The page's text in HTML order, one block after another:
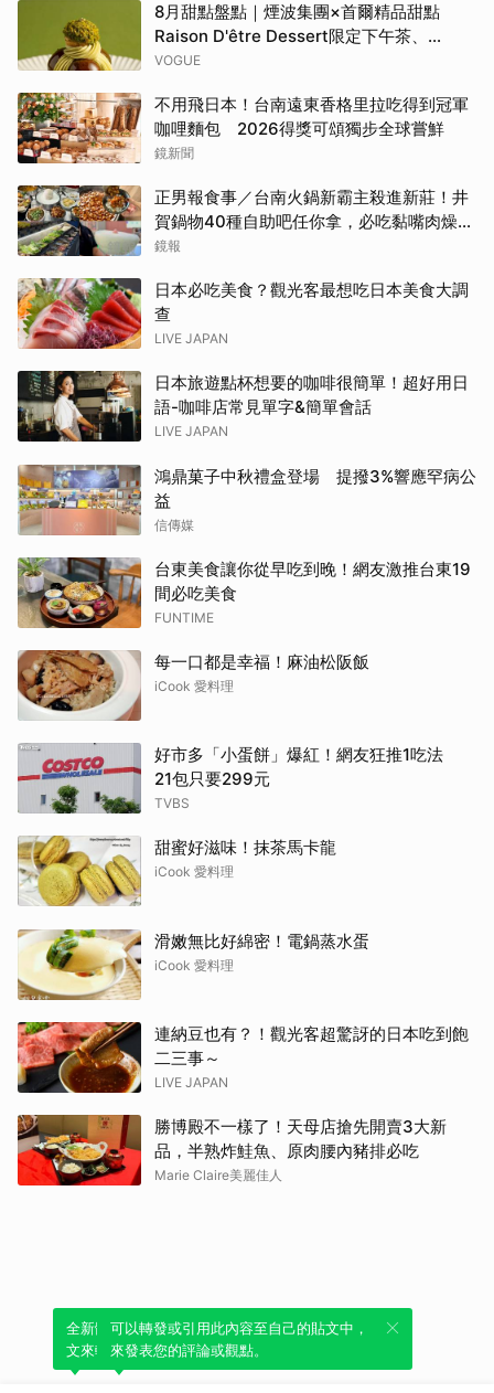
8月甜點盤點｜煙波集團×首爾精品甜點
Raison D'être Dessert限定下午茶、
Gelato pique cafe辻利茶舗聯名可麗餅、
VOGUE
不用飛日本！台南遠東香格里拉吃得到冠軍
咖哩麵包 2026得獎可頌獨步全球嘗鮮
鏡新聞
正男報食事／台南火鍋新霸主殺進新莊！井
賀鍋物40種自助吧任你拿，必吃黏嘴肉燥
飯、現做棉花糖
鏡報
日本必吃美食？觀光客最想吃日本美食大調
查
LIVE JAPAN
日本旅遊點杯想要的咖啡很簡單！超好用日
語-咖啡店常見單字&簡單會話
LIVE JAPAN
鴻鼎菓子中秋禮盒登場 提撥3%響應罕病公
益
信傳媒
台東美食讓你從早吃到晚！網友激推台東19
間必吃美食
FUNTIME
每一口都是幸福！麻油松阪飯
iCook 愛料理
好市多「小蛋餅」爆紅！網友狂推1吃法
21包只要299元
TVBS
甜蜜好滋味！抹茶馬卡龍
iCook 愛料理
滑嫩無比好綿密！電鍋蒸水蛋
iCook 愛料理
連納豆也有？！觀光客超驚訝的日本吃到飽
二三事～
LIVE JAPAN
勝博殿不一樣了！天母店搶先開賣3大新
品，半熟炸鮭魚、原肉腰內豬排必吃
Marie Claire美麗佳人
全新體驗！一鍵引用此內容，透過發布貼
文來輕鬆表達個人立場。
可以轉發或引用此內容至自己的貼文中，
來發表您的評論或觀點。